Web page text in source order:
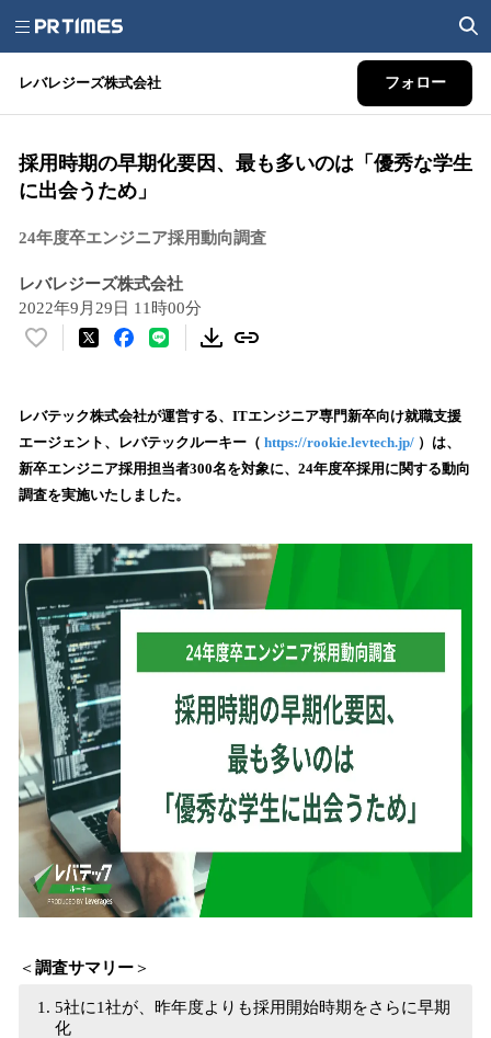
レバレジーズ株式会社 フォロー
採用時期の早期化要因、最も多いのは「優秀な学生
に出会うため」
24年度卒エンジニア採用動向調査
レバレジーズ株式会社
2022年9月29日 11時00分
い
！
数
を
読
み
中
で
す
レバテック株式会社が運営する、ITエンジニア専門新卒向け就職支援
エージェント、レバテックルーキー（ https://rookie.levtech.jp/ ）は、
新卒エンジニア採用担当者300名を対象に、24年度卒採用に関する動向
調査を実施いたしました。
＜調査サマリー＞
5社に1社が、昨年度よりも採用開始時期をさらに早期
化